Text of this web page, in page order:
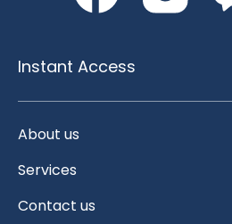
Instant Access
About us
Services
Contact us